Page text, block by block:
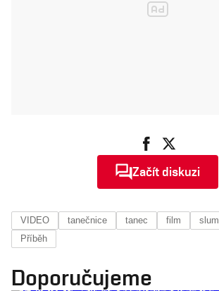
Začít diskuzi
VIDEO tanečnice tanec film slum
Příběh
Doporučujeme